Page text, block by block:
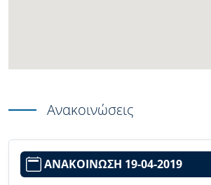
Ανακοινώσεις
ΑΝΑΚΟΙΝΩΣΗ 19-04-2019